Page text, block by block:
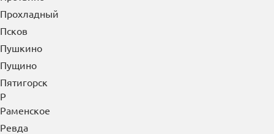
Прохладный
Псков
Пушкино
Пущино
Пятигорск
Р
Раменское
Ревда